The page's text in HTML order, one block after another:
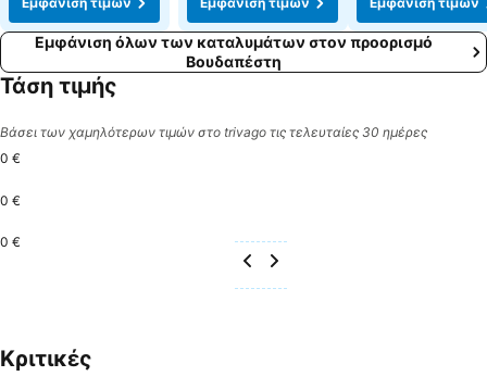
Εμφάνιση όλων των καταλυμάτων στον προορισμό
Βουδαπέστη
Τάση τιμής
Βάσει των χαμηλότερων τιμών στο trivago τις τελευταίες 30 ημέρες
0 €
0 €
0 €
Κριτικές